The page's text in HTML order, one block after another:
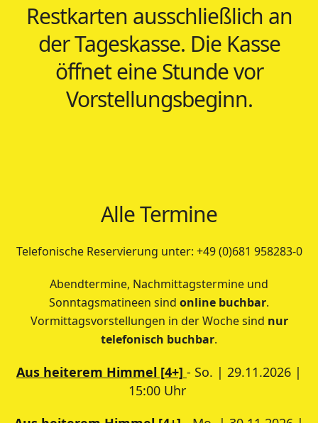
Restkarten ausschließlich an
der Tageskasse. Die Kasse
öffnet eine Stunde vor
Vorstellungsbeginn.
Alle Termine
Telefonische Reservierung unter: +49 (0)681 958283-0
Abendtermine, Nachmittagstermine und
Sonntagsmatineen sind online buchbar.
Vormittagsvorstellungen in der Woche sind nur
telefonisch buchbar.
Aus heiterem Himmel [4+] - So. | 29.11.2026 |
15:00 Uhr